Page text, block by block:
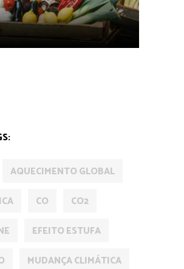
AQUECIMENTO GLOBAL
CO
CO2
EFEITO ESTUFA
MUDANÇA CLIMÁTICA